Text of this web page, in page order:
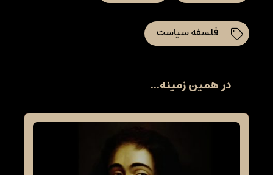
فلسفه سیاست
در همین زمینه...